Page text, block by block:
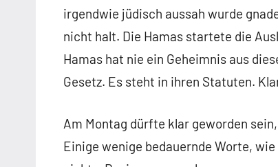
irgendwie jüdisch aussah wurde
nicht halt. Die Hamas startete die
Hamas hat nie ein Geheimnis aus
Gesetz. Es steht in ihren Statuten.
Am Montag dürfte klar geworden
Einige wenige bedauernde Worte,